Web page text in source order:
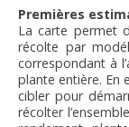
Premières
La carte permet
récolte par
correspondant à
plante entière. En
cibler pour
récolter